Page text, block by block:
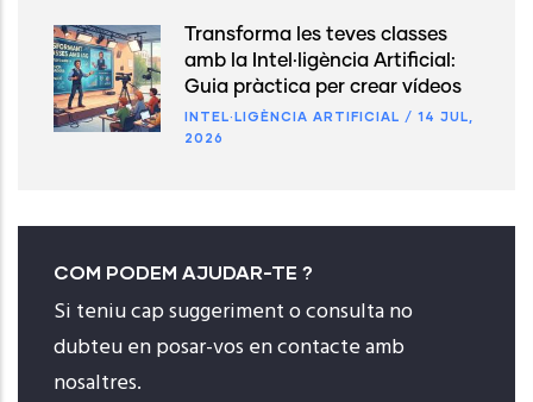
Transforma les teves classes
amb la Intel·ligència Artificial:
Guia pràctica per crear vídeos
INTEL·LIGÈNCIA ARTIFICIAL / 14 JUL,
2026
COM PODEM AJUDAR-TE ?
Si teniu cap suggeriment o consulta no
dubteu en posar-vos en contacte amb
nosaltres.